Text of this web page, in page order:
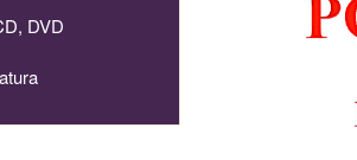
DVD